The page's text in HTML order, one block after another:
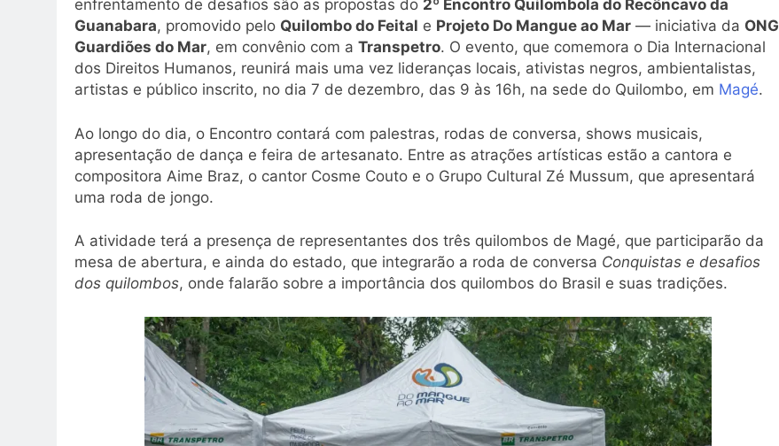
enfrentamento de desafios são as propostas do 2º Encontro Quilombola do Recôncavo da
Guanabara, promovido pelo Quilombo do Feital e Projeto Do Mangue ao Mar — iniciativa da ONG
Guardiões do Mar, em convênio com a Transpetro. O evento, que comemora o Dia Internacional
dos Direitos Humanos, reunirá mais uma vez lideranças locais, ativistas negros, ambientalistas,
artistas e público inscrito, no dia 7 de dezembro, das 9 às 16h, na sede do Quilombo, em Magé.
Ao longo do dia, o Encontro contará com palestras, rodas de conversa, shows musicais,
apresentação de dança e feira de artesanato. Entre as atrações artísticas estão a cantora e
compositora Aime Braz, o cantor Cosme Couto e o Grupo Cultural Zé Mussum, que apresentará
uma roda de jongo.
A atividade terá a presença de representantes dos três quilombos de Magé, que participarão da
mesa de abertura, e ainda do estado, que integrarão a roda de conversa Conquistas e desafios
dos quilombos, onde falarão sobre a importância dos quilombos do Brasil e suas tradições.